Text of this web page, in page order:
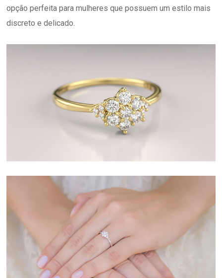
opção perfeita para mulheres que possuem um estilo mais
discreto e delicado.